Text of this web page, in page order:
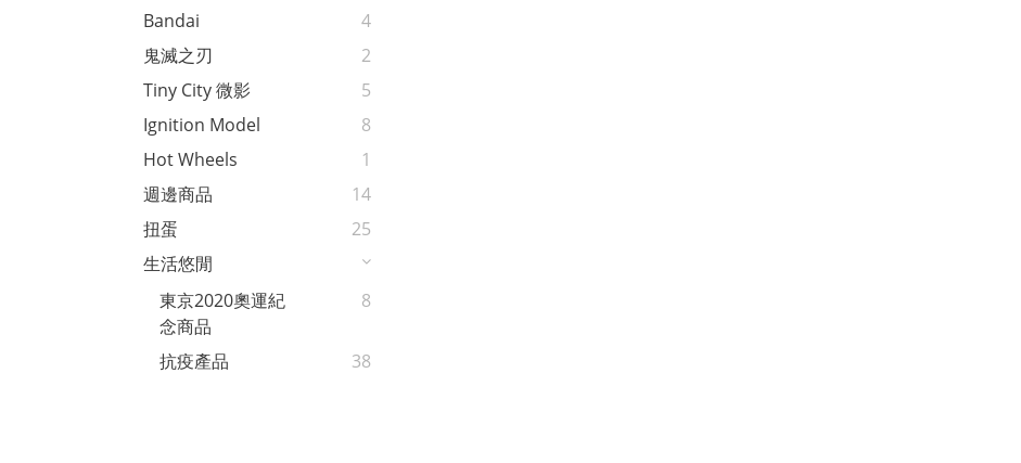
Bandai
4
鬼滅之刃
2
Tiny City 微影
5
Ignition Model
8
Hot Wheels
1
週邊商品
14
扭蛋
25
生活悠閒
東京2020奧運紀
念商品
8
抗疫產品 38